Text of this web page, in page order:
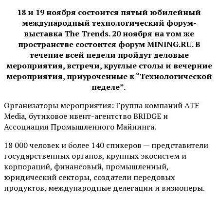
18 и 19 ноября состоится пятый юбилейный
международный технологический форум-
выставка The Trends. 20 ноября на том же
пространстве состоится форум MINING.RU. В
течение всей недели пройдут деловые
мероприятия, встречи, круглые столы и вечерние
мероприятия, приуроченные к “Технологической
неделе”.
Организаторы мероприятия: Группа компаний ATF
Media, бутиковое ивент-агентство BRIDGE и
Ассоциация Промышленного Майнинга.
18 000 человек и более 140 спикеров — представители
государственных органов, крупных экосистем и
корпораций, финансовый, промышленный,
юридический секторы, создатели передовых
продуктов, международные делегации и визионеры.